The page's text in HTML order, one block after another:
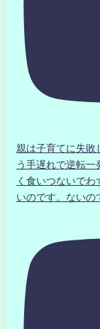
親は子育てに失敗
う手遅れで逆転一
く食いつないで
いのです。ないの